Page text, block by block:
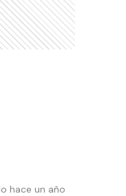
hace un año